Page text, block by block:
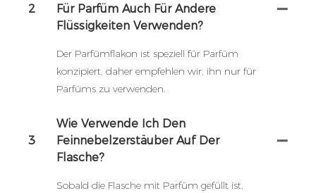
2
Für Parfüm Auch Für Andere
Flüssigkeiten Verwenden?
Der Parfümflakon ist speziell für Parfüm
konzipiert, daher empfehlen wir, ihn nur für
Parfüms zu verwenden.
3
Wie Verwende Ich Den
Feinnebelzerstäuber Auf Der
Flasche?
Sobald die Flasche mit Parfüm gefüllt ist,